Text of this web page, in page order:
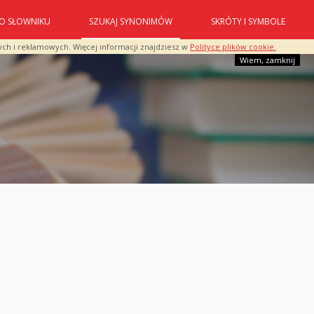
i reklamowych. Więcej informacji znajdziesz w Polityce plików cookie.
Wiem, zamknij
O SŁOWNIKU SZUKAJ SYNONIMÓW SKRÓTY I SYMBOLE